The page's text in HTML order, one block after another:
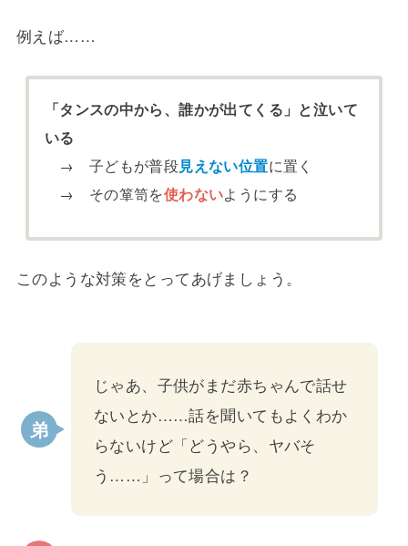
例えば……
「タンスの中から、誰かが出てくる」と泣いて
いる
→ 子どもが普段見えない位置に置く
→ その箪笥を使わないようにする
このような対策をとってあげましょう。
じゃあ、子供がまだ赤ちゃんで話せ
ないとか……話を聞いてもよくわか
らないけど「どうやら、ヤバそ
う……」って場合は？